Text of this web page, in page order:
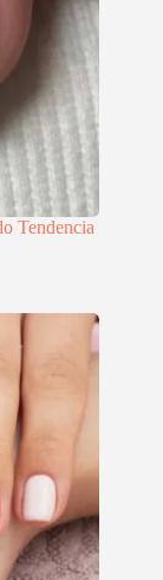
Tendencia